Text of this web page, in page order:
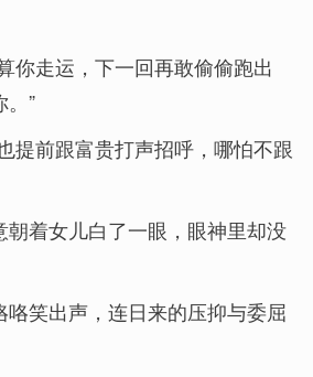
你走运，下一回再敢偷偷跑出
”
提前跟富贵打声招呼，哪怕不跟
朝着女儿白了一眼，眼神里却没
咯笑出声，连日来的压抑与委屈